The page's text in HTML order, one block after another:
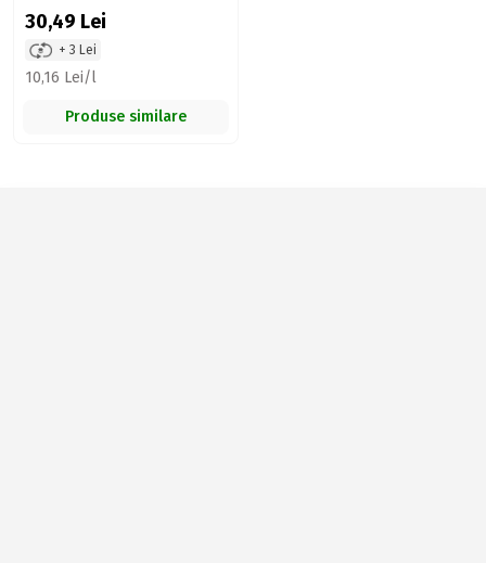
30,49 Lei
+ 3 Lei
10,16 Lei/l
Produse similare